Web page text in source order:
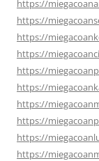
https://
https://
https://
https://
https://
https://
https://
https://
https://
https://